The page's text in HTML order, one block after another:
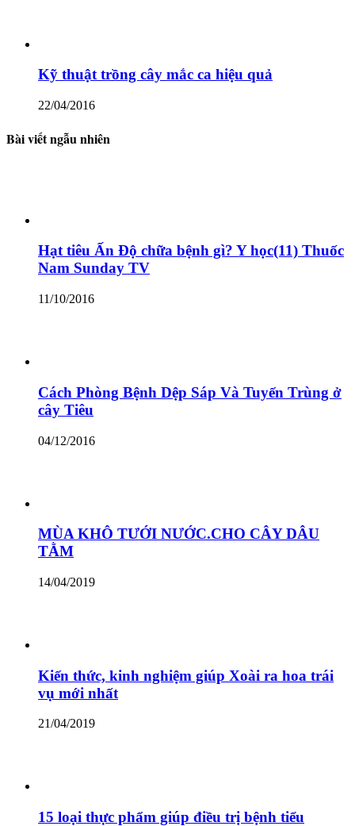
Kỹ thuật trồng cây mắc ca hiệu quả
22/04/2016
Bài viết ngẫu nhiên
Hạt tiêu Ấn Độ chữa bệnh gì? Y học(11) Thuốc
Nam Sunday TV
11/10/2016
Cách Phòng Bệnh Dệp Sáp Và Tuyến Trùng ở
cây Tiêu
04/12/2016
MÙA KHÔ TƯỚI NƯỚC.CHO CÂY DÂU
TẰM
14/04/2019
Kiến thức, kinh nghiệm giúp Xoài ra hoa trái
vụ mới nhất
21/04/2019
15 loại thực phẩm giúp điều trị bệnh tiểu